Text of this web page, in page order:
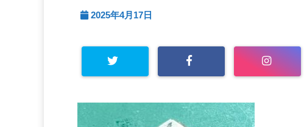
2025年4月17日